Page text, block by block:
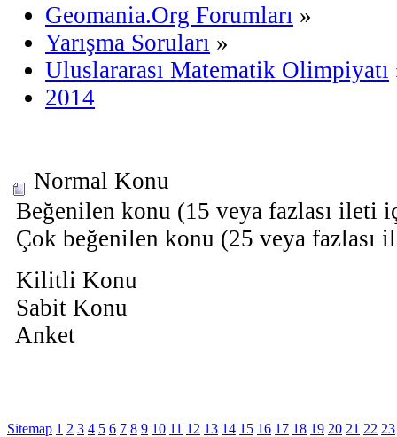
Geomania.Org Forumları »
Yarışma Soruları »
Uluslararası Matematik Olimpiyatı
2014
Normal Konu
Beğenilen konu (15 veya fazlası ileti
Çok beğenilen konu (25 veya fazlası
Kilitli Konu
Sabit Konu
Anket
Sitemap 1 2 3 4 5 6 7 8 9 10 11 12 13 14 15 16 17 18 19 20 21 22 23